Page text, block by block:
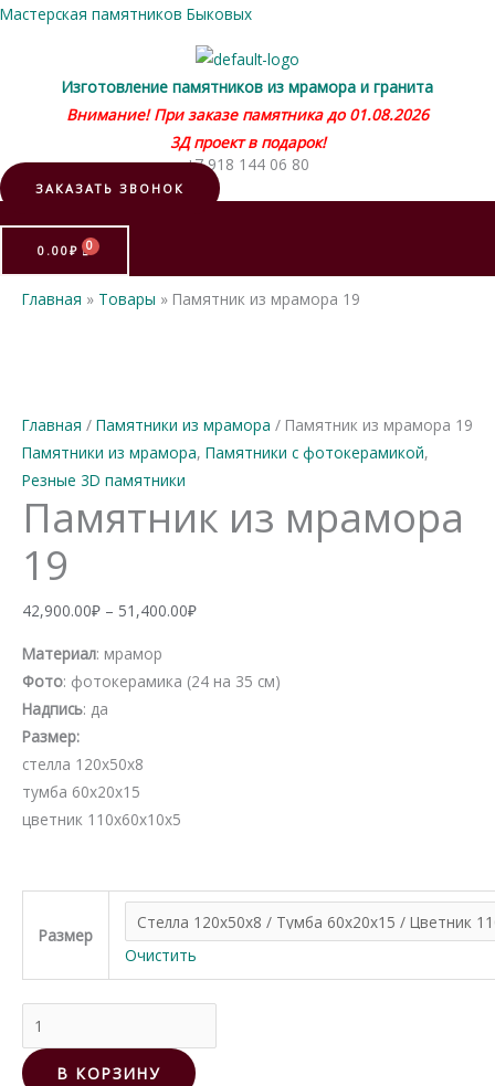
Мастерская памятников Быковых
Изготовление памятников из мрамора и гранита
Внимание! При заказе памятника до 01.08.2026
3Д проект в подарок!
+7 918 144 06 80
ЗАКАЗАТЬ ЗВОНОК
Меню
0.00₽
Главная Товары Памятник из мрамора 19
Главная / Памятники из мрамора / Памятник из мрамора 19
Памятники из мрамора, Памятники с фотокерамикой,
Резные 3D памятники
Памятник из мрамора
19
42,900.00₽ – 51,400.00₽Диапазон
–
Материал: мрамор
Фото: фотокерамика (24 на 35 см)
Надпись: да
Размер:
стелла 120х50х8
тумба 60х20х15
цветник 110х60х10х5
Размер
Очистить
Количество
товара
ПамятникВ КОРЗИНУ